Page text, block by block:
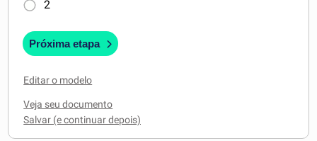
2
Próxima etapa
Editar o modelo
Veja seu documento